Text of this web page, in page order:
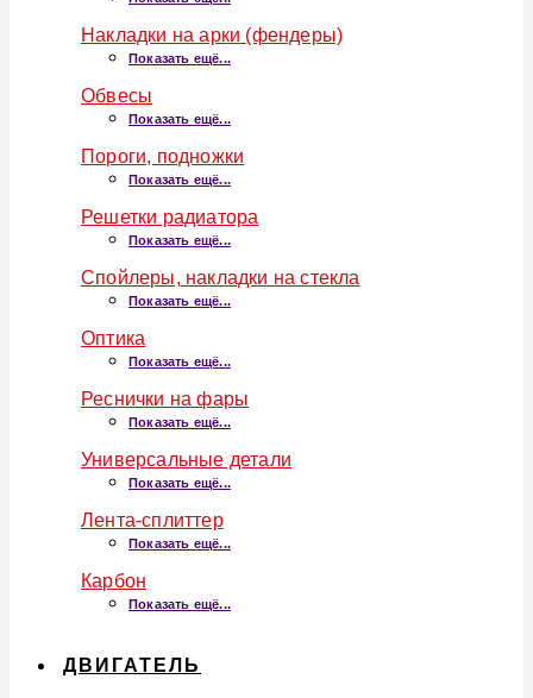
Накладки на арки (фендеры)
Показать ещё...
Обвесы
Показать ещё...
Пороги, подножки
Показать ещё...
Решетки радиатора
Показать ещё...
Спойлеры, накладки на стекла
Показать ещё...
Оптика
Показать ещё...
Реснички на фары
Показать ещё...
Универсальные детали
Показать ещё...
Лента-сплиттер
Показать ещё...
Карбон
Показать ещё...
ДВИГАТЕЛЬ